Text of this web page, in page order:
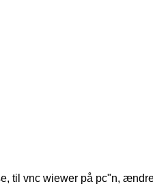
til vnc wiewer på pc"n,